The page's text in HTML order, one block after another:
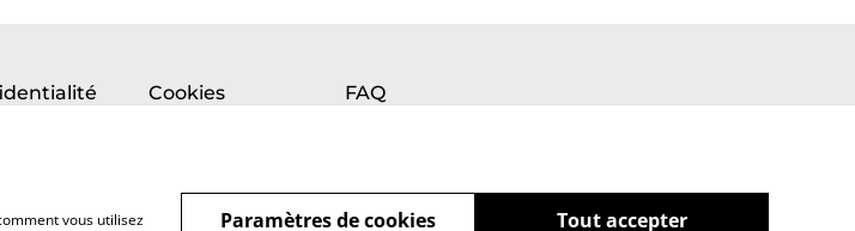
Cookies FAQ
vous utilisez
Tout accepter
Paramètres de cookies